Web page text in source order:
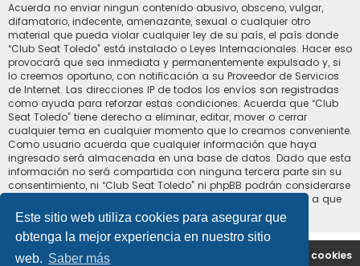
Este sitio web utiliza cookies para asegurar que
obtenga la mejor experiencia en nuestro sitio
web. Saber más
Acuerda no enviar ningun contenido abusivo, obsceno, vulgar,
difamatorio, indecente, amenazante, sexual o cualquier otro
material que pueda violar cualquier ley de su país, el país donde
“Club Seat Toledo” está instalado o Leyes Internacionales. Hacer eso
provocará que sea inmediata y permanentemente expulsado y, si
lo creemos oportuno, con notificación a su Proveedor de Servicios
de Internet. Las direcciones IP de todos los envíos son registradas
como ayuda para reforzar estas condiciones. Acuerda que “Club
Seat Toledo” tiene derecho a eliminar, editar, mover o cerrar
cualquier tema en cualquier momento que lo creamos conveniente.
Como usuario acuerda que cualquier información que haya
ingresado será almacenada en una base de datos. Dado que esta
información no será compartida con ninguna tercera parte sin su
consentimiento, ni “Club Seat Toledo” ni phpBB podrán considerarse
responsables por cualquier intento de hacking que conlleve a que
los datos sean comprometidos.
Portal Índice general Borrar cookies